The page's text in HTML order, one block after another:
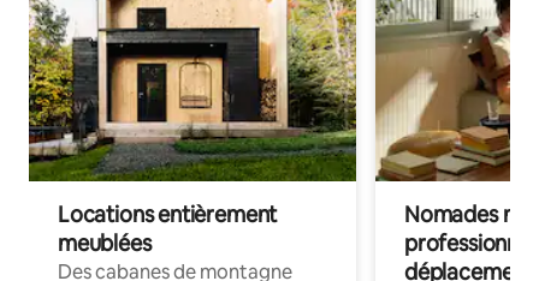
Locations entièrement
meublées
Des cabanes de montagne
Nomades
déplacement